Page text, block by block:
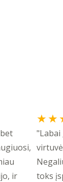
bet
ir
★ ★
toks